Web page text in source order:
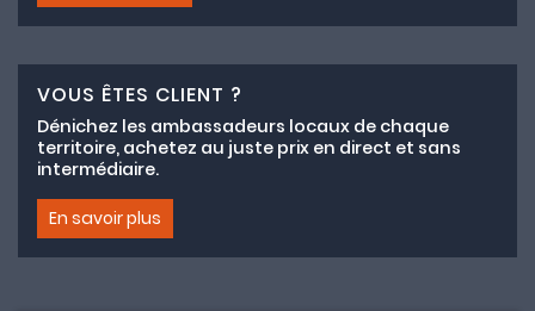
VOUS ÊTES CLIENT ?
Dénichez les ambassadeurs locaux de chaque
territoire, achetez au juste prix en direct et sans
intermédiaire.
En savoir plus